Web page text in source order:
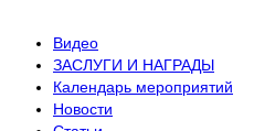
Видео
ЗАСЛУГИ И НАГРАДЫ
Календарь мероприятий
Новости